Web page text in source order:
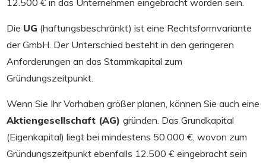
Die UG (haftungsbeschränkt) ist eine Rechtsformvariante
der GmbH. Der Unterschied besteht in den geringeren
Anforderungen an das Stammkapital zum
Gründungszeitpunkt.
Wenn Sie Ihr Vorhaben größer planen, können Sie auch eine
Aktiengesellschaft (AG) gründen. Das Grundkapital
(Eigenkapital) liegt bei mindestens 50.000 €, wovon zum
Gründungszeitpunkt ebenfalls 12.500 € eingebracht sein